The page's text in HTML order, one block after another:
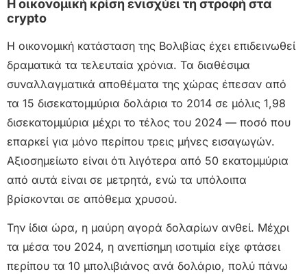
Η οικονομική κρίση ενισχύει τη στροφή στα
crypto
Η οικονομική κατάσταση της Βολιβίας έχει επιδεινωθεί
δραματικά τα τελευταία χρόνια. Τα διαθέσιμα
συναλλαγματικά αποθέματα της χώρας έπεσαν από
τα 15 δισεκατομμύρια δολάρια το 2014 σε μόλις 1,98
δισεκατομμύρια μέχρι το τέλος του 2024 — ποσό που
επαρκεί για μόνο περίπου τρεις μήνες εισαγωγών.
Αξιοσημείωτο είναι ότι λιγότερα από 50 εκατομμύρια
από αυτά είναι σε μετρητά, ενώ τα υπόλοιπα
βρίσκονται σε απόθεμα χρυσού.
Την ίδια ώρα, η μαύρη αγορά δολαρίων ανθεί. Μέχρι
τα μέσα του 2024, η ανεπίσημη ισοτιμία είχε φτάσει
περίπου τα 10 μπολιβιάνος ανά δολάριο, πολύ πάνω